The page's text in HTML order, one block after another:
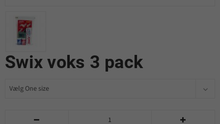
Swix voks 3 pack
 